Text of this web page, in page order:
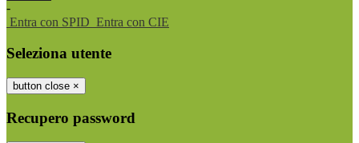
-
Entra con SPID Entra con CIE
Seleziona utente
button close ×
Recupero password